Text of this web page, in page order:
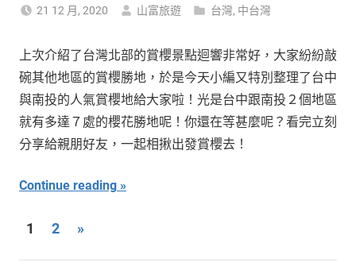
21 12 月, 2020 山富旅遊 台灣, 中台灣
上次介紹了台灣北部的賞櫻景點迴響非常好，大家紛紛敲
碗其他地區的賞櫻勝地，於是今天小編又特別整理了台中
與南投的人氣賞櫻地給大家啦！光是台中跟南投２個地區
就有多達７處的櫻花勝地呢！你還在等甚麼呢？看完立刻
分享給親朋好友，一起相揪出發賞櫻去！
Continue reading
文
章
1 2
Next
»